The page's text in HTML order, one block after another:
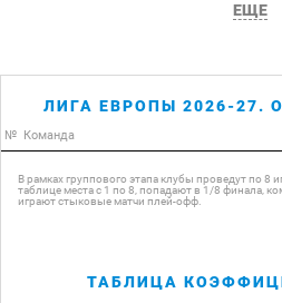
ЕЩЕ
ЛИГА ЕВРОПЫ 2026-27.
№ Команда
В рамках группового этапа клубы проведут по 8
таблице места с 1 по 8, попадают в 1/8 финала,
играют стыковые матчи плей-офф.
ТАБЛИЦА